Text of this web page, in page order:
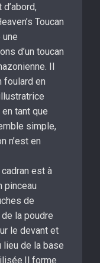
Toucan
une
d’un toucan
Il
foulard en
tant que
simple,
n’est en
est à
pinceau
de
la poudre
le devant et
lieu de la base
forme